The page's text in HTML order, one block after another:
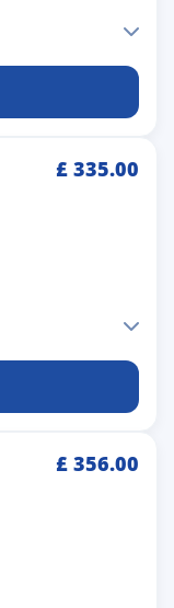
£ 335.00
£ 356.00